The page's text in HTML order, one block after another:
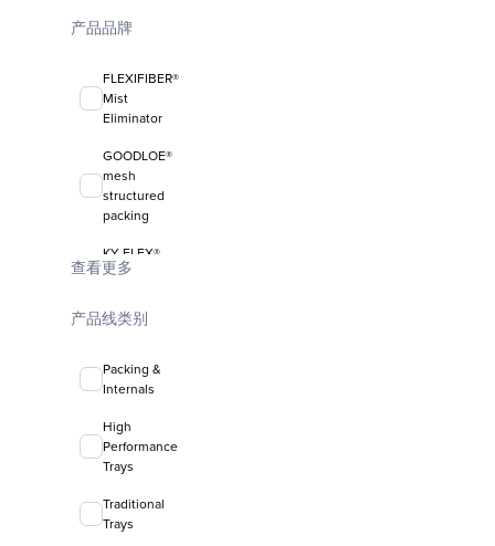
产品品牌
FLEXIFIBER®
Mist
Eliminator
GOODLOE®
mesh
structured
packing
KY-FLEX®
liquid-liquid
media
random
packing
查看更多
产品线类别
Packing &
Internals
High
Performance
Trays
Traditional
Trays